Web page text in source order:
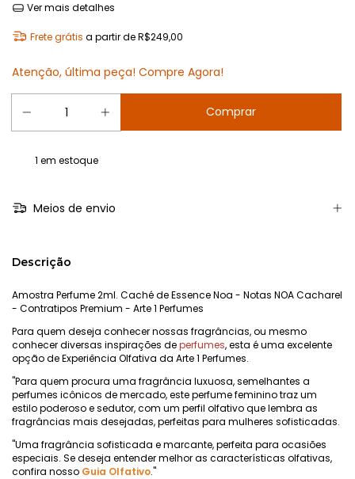
Ver mais detalhes
Frete grátis a partir deR$249,00
Atenção, última peça! Compre Agora!
1 em estoque
Meios de envio
Descrição
Amostra Perfume 2ml. Caché de Essence Noa - Notas NOA Cacharel
- Contratipos Premium - Arte 1 Perfumes
Para quem deseja conhecer nossas fragrâncias, ou mesmo
conhecer diversas inspirações deperfumes, esta é uma excelente
opção de Experiência Olfativa da Arte 1 Perfumes.
"Para quem procura uma fragrância luxuosa, semelhantes a
perfumes icônicos de mercado, este perfume feminino traz um
estilo poderoso e sedutor, com um perfil olfativo que lembra as
fragrâncias mais desejadas, perfeitas para mulheres sofisticadas.
"Uma fragrância sofisticada e marcante, perfeita para ocasiões
especiais. Se deseja entender melhor as características olfativas,
confira nosso Guia Olfativo."